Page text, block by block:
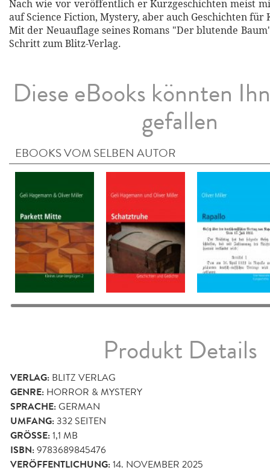
Nach wie vor veröffentlich er Kurzgeschichten meist
auf Science Fiction, Mystery, aber auch Geschichten für
Mit der Neuauflage seines Romans "Der blutende
Schritt zum Blitz-Verlag.
Diese eBooks könnten
gefallen
EBOOKS VOM SELBEN AUTOR
Produkt Details
VERLAG: BLITZ VERLAG
GENRE: HORROR & MYSTERY
SPRACHE:GERMAN
UMFANG:332 SEITEN
GRÖSSE: 1,1 MB
ISBN:9783689845476
VERÖFFENTLICHUNG:14. NOVEMBER 2025